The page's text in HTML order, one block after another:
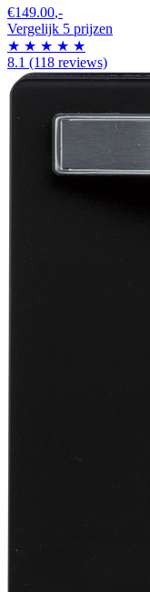
€149.00,-
Vergelijk 5 prijzen
★ ★ ★ ★ ★
8.1 (118 reviews)